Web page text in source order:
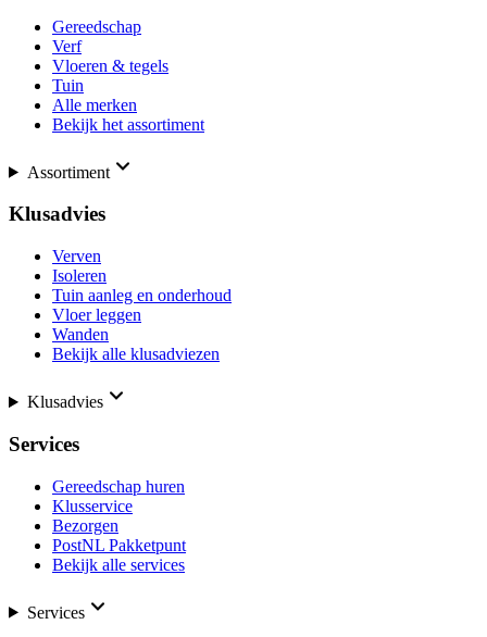
Gereedschap
Verf
Vloeren & tegels
Tuin
Alle merken
Bekijk het assortiment
Assortiment
Klusadvies
Verven
Isoleren
Tuin aanleg en onderhoud
Vloer leggen
Wanden
Bekijk alle klusadviezen
Klusadvies
Services
Gereedschap huren
Klusservice
Bezorgen
PostNL Pakketpunt
Bekijk alle services
Services